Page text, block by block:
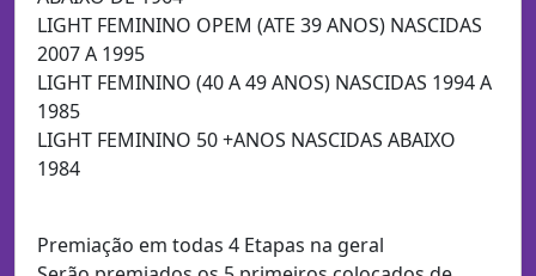
LIGHT FEMININO OPEM (ATE 39 ANOS) NASCIDAS
2007 A 1995
LIGHT FEMININO (40 A 49 ANOS) NASCIDAS 1994 A
1985
LIGHT FEMININO 50 +ANOS NASCIDAS ABAIXO
1984
Premiação em todas 4 Etapas na geral